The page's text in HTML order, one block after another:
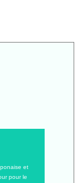
et
pour le